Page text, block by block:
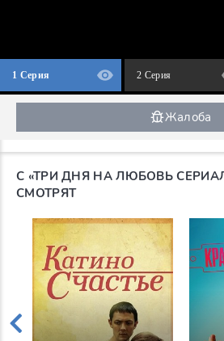
1 Серия 2 Серия
Жалоба
С «ТРИ ДНЯ НА ЛЮБОВЬ
СМОТРЯТ